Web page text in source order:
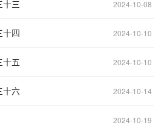
十三 2024-10-08
十四 2024-10-10
十五 2024-10-10
十六 2024-10-14
2024-10-19